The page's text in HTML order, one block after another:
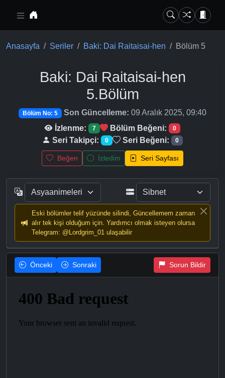
Anasayfa Seriler Baki: Dai Raitaisai-hen Bölüm 5
Baki: Dai Raitaisai-hen
5.Bölüm
Bölüm No: 5 Son Güncelleme: 09 Aralık 2025, 09:40
İzlenme:
7 Bölüm Beğeni: 0
Seri Takipçi: 0 Seri Beğeni: 0
Beğen İzledim Seri Sayfası
Eski bölümler telif yüzünde silindi, Güncellemem zaman
alır tek kişi olduğum için. Yardımcı olmak isteyen olursa
Telegram: @Lordgrim_01 ulaşabilir
Önceki Sonraki Sorun Bildir